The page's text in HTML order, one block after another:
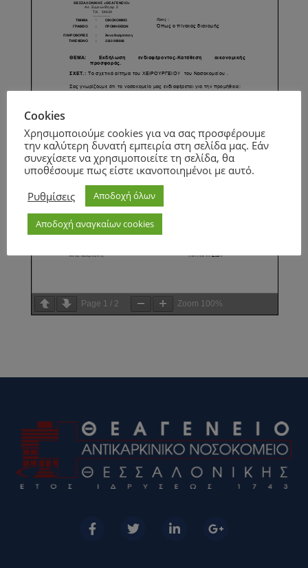
Page 1 / 2 Zoom 100%
Cookies
Χρησιμοποιούμε cookies για να σας προσφέρουμε
την καλύτερη δυνατή εμπειρία στη σελίδα μας. Εάν
συνεχίσετε να χρησιμοποιείτε τη σελίδα, θα
υποθέσουμε πως είστε ικανοποιημένοι με αυτό.
Ρυθμίσεις
Αποδοχή όλων
Αποδοχή αναγκαίων cookies